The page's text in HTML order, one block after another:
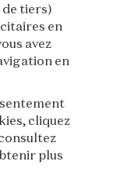
tiers)
en
avez
en
cliquez
plus